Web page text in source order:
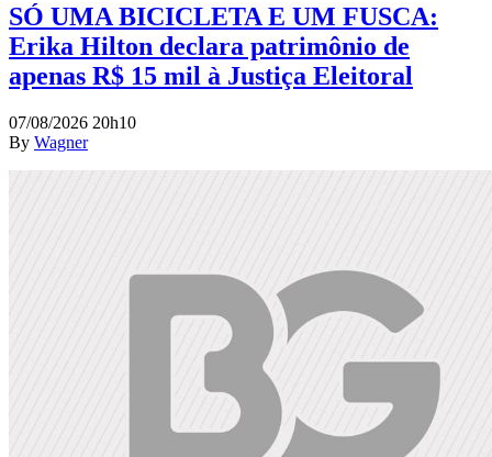
SÓ UMA BICICLETA E UM FUSCA:
Erika Hilton declara patrimônio de
apenas R$ 15 mil à Justiça Eleitoral
07/08/2026 20h10
By Wagner